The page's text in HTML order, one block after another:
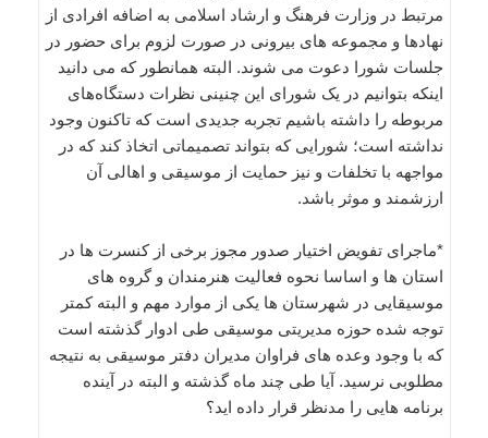
مرتبط در وزارت فرهنگ و ارشاد اسلامی به اضافه افرادی از
نهادها و مجموعه های بیرونی در صورت لزوم برای حضور در
جلسات شورا دعوت می شوند. البته همانطور که می دانید
اینکه بتوانیم در یک شورای این چنینی نظرات دستگاه‌های
مربوطه را داشته باشیم تجربه جدیدی است که تاکنون وجود
نداشته است؛ شورایی که بتواند تصمیماتی اتخاذ کند که در
مواجهه با تخلفات و نیز حمایت از موسیقی و اهالی آن
ارزشمند و موثر باشد.
*ماجرای تفویض اختیار صدور مجوز برخی از کنسرت ها در
استان ها و اساسا نحوه فعالیت هنرمندان و گروه های
موسیقایی در شهرستان ها یکی از موارد مهم و البته کمتر
توجه شده حوزه مدیریتی موسیقی طی ادوار گذشته است
که با وجود وعده های فراوان مدیران دفتر موسیقی به نتیجه
مطلوبی نرسید. آیا طی چند ماه گذشته و البته در آینده
برنامه هایی را مدنظر قرار داده اید؟